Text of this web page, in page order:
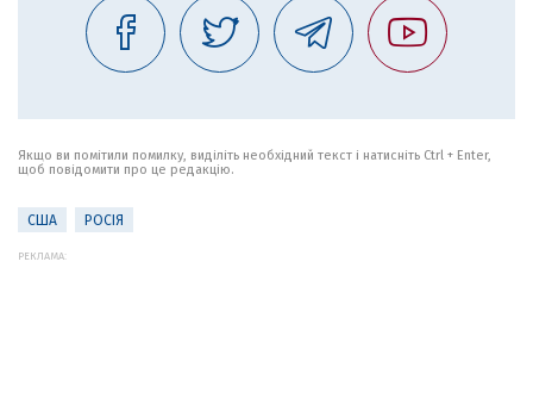
Якщо ви помітили помилку, виділіть необхідний текст і натисніть Ctrl + Enter,
щоб повідомити про це редакцію.
США РОСІЯ
РЕКЛАМА: